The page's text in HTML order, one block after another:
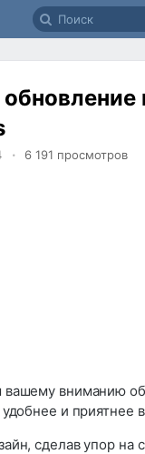
6 191 просмотров
вашему вниманию
удобнее и приятнее
сделав упор на